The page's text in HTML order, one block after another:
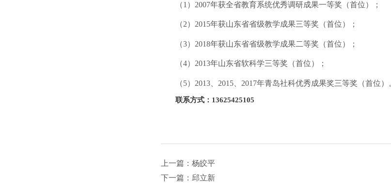
（1 ） 2007年获全省教育系统优秀调研成果一等奖（首位）；
（2）2015年获山东省省级教学成果三等奖（首位）；
（3）2018年获山东省省级教学成果二等奖（首位）；
（4）2013年山东省软科学三等奖（首位）；
（5）2013 2015 2017年青岛社科优秀成果奖三等奖（首位）
联系方式： 13625425105
上一篇：杨皎平
下一篇：邱立新